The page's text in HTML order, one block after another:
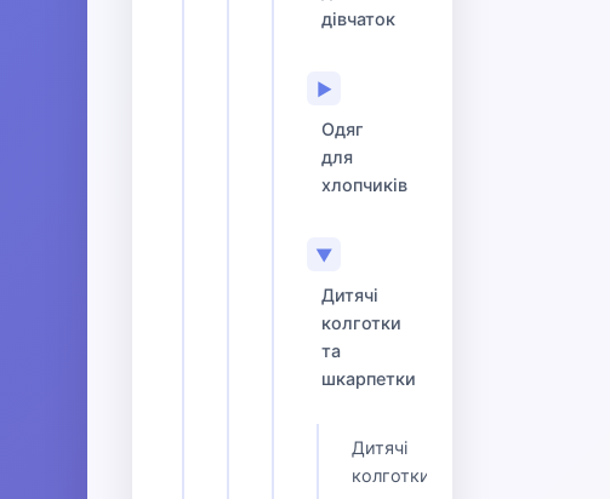
дівчаток
▶
Одяг
для
хлопчиків
▼
Дитячі
колготки
та
шкарпетки
Дитячі
колготки